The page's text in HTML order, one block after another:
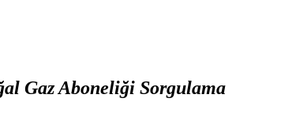
Gaz Aboneliği Sorgulama